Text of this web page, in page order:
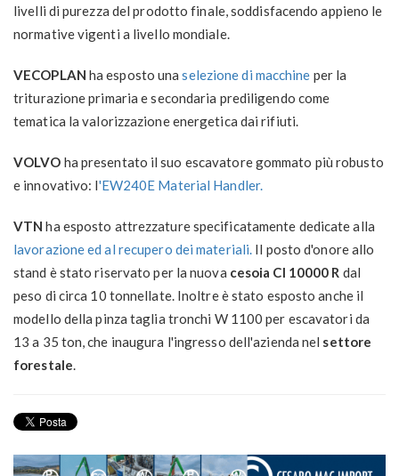
livelli di purezza del prodotto finale, soddisfacendo appieno le
normative vigenti a livello mondiale.
VECOPLAN ha esposto unaselezione di macchine per la
triturazione primaria e secondaria prediligendo come
tematica lavalorizzazione energetica dai rifiuti.
VOLVO ha presentato il suo escavatore gommato più robusto
e innovativo: l'EW240E Material Handler.
VTN ha esposto attrezzature specificatamente dedicate alla
lavorazione ed al recupero dei materiali. Il posto d'onore allo
stand è stato riservato per lanuova cesoia CI 10000 R dal
peso di circa 10 tonnellate. Inoltre è stato esposto anche il
modello dellapinza taglia tronchi W 1100 per escavatori da
13 a 35 ton, che inaugura l'ingresso dell'azienda nel settore
forestale.